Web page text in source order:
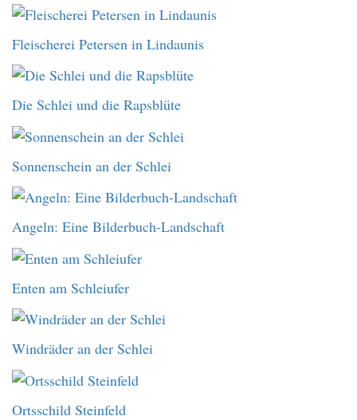
Fleischerei Petersen in Lindaunis
Die Schlei und die Rapsblüte
Sonnenschein an der Schlei
Angeln: Eine Bilderbuch-Landschaft
Enten am Schleiufer
Windräder an der Schlei
Ortsschild Steinfeld